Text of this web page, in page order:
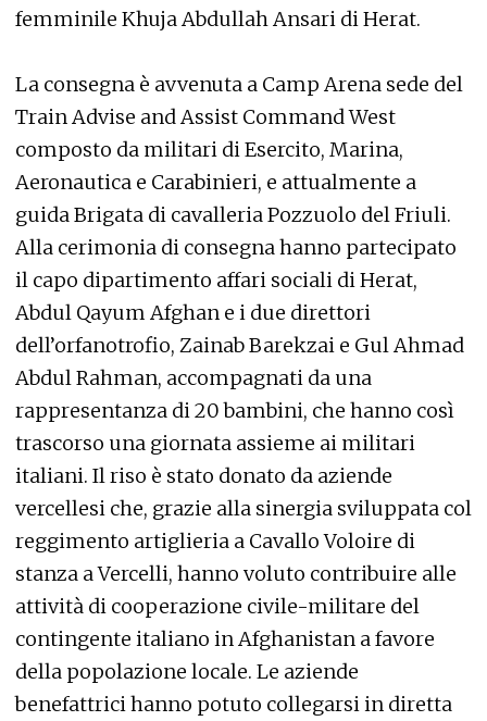
femminile Khuja Abdullah Ansari di Herat.
La consegna è avvenuta a Camp Arena sede del
Train Advise and Assist Command West
composto da militari di Esercito, Marina,
Aeronautica e Carabinieri, e attualmente a
guida Brigata di cavalleria Pozzuolo del Friuli.
Alla cerimonia di consegna hanno partecipato
il capo dipartimento affari sociali di Herat,
Abdul Qayum Afghan e i due direttori
dell’orfanotrofio, Zainab Barekzai e Gul Ahmad
Abdul Rahman, accompagnati da una
rappresentanza di 20 bambini, che hanno così
trascorso una giornata assieme ai militari
italiani. Il riso è stato donato da aziende
vercellesi che, grazie alla sinergia sviluppata col
reggimento artiglieria a Cavallo Voloire di
stanza a Vercelli, hanno voluto contribuire alle
attività di cooperazione civile-militare del
contingente italiano in Afghanistan a favore
della popolazione locale. Le aziende
benefattrici hanno potuto collegarsi in diretta